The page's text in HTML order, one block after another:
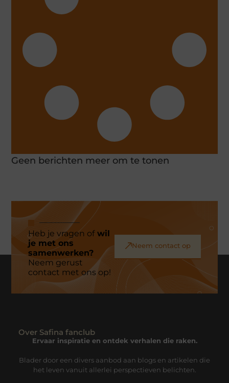
Geen berichten meer om te tonen
Heb je vragen ofwil
je met ons
samenwerken?
Neem gerust
contact met ons op!
Neem contact op
Over Safina fanclub
Ervaar inspiratie en ontdek verhalen die raken.
Blader door een divers aanbod aan blogs en artikelen die
het leven vanuit allerlei perspectieven belichten.